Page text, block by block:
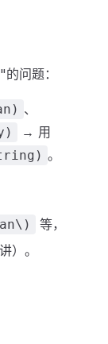
问题：
、
→ 用
。
等，
。